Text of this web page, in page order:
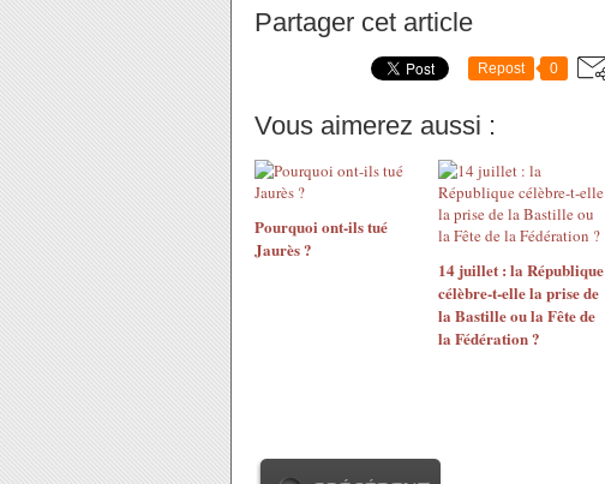
Partager cet article
Repost 0
Vous aimerez aussi :
Pourquoi ont-ils tué
Jaurès ?
14 juillet : la République
célèbre-t-elle la prise de
la Bastille ou la Fête de
la Fédération ?